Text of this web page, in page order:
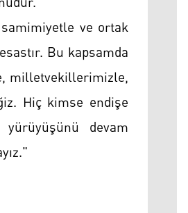
ve ortak
Bu kapsamda
milletvekillerimizle,
Hiç kimse endişe
devam